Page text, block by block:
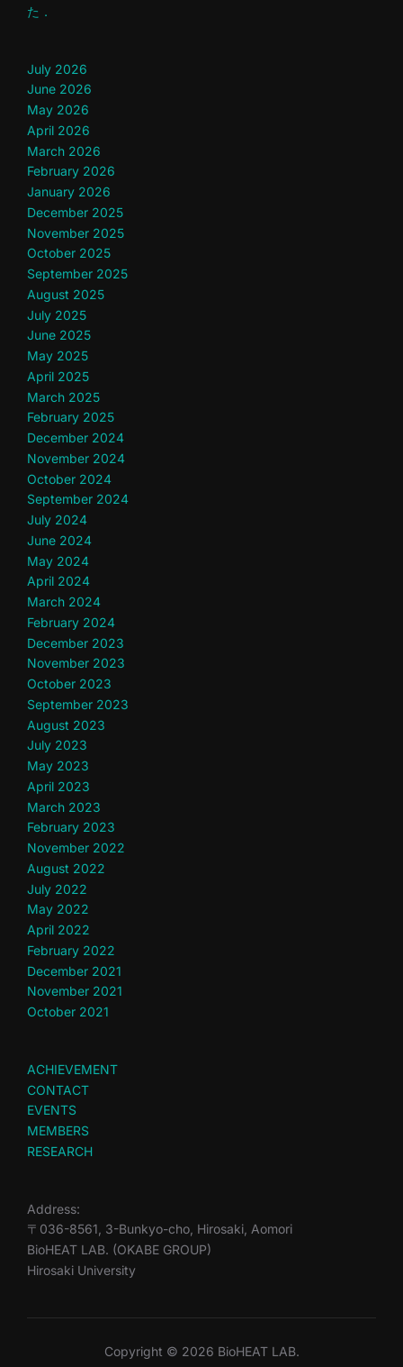
た．
July 2026
June 2026
May 2026
April 2026
March 2026
February 2026
January 2026
December 2025
November 2025
October 2025
September 2025
August 2025
July 2025
June 2025
May 2025
April 2025
March 2025
February 2025
December 2024
November 2024
October 2024
September 2024
July 2024
June 2024
May 2024
April 2024
March 2024
February 2024
December 2023
November 2023
October 2023
September 2023
August 2023
July 2023
May 2023
April 2023
March 2023
February 2023
November 2022
August 2022
July 2022
May 2022
April 2022
February 2022
December 2021
November 2021
October 2021
ACHIEVEMENT
CONTACT
EVENTS
MEMBERS
RESEARCH
Address:
〒036-8561, 3-Bunkyo-cho, Hirosaki, Aomori
BioHEAT LAB. (OKABE GROUP)
Hirosaki University
Copyright © 2026 BioHEAT LAB.